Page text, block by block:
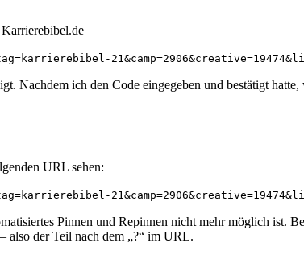
Nachdem ich den Code eingegeben und bestätigt
URL sehen:
Pinnen und Repinnen nicht mehr möglich ist.
also der Teil nach dem „?“ im URL.